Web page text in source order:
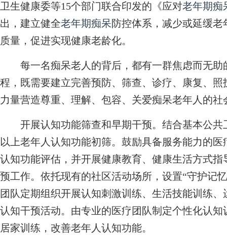
卫生健康委等15个部门联合印发的《应对老年期痴
出，建立健全老年期痴呆防控体系，减少或延缓
质量，促进实现健康老龄化。
每一名痴呆老人的背后，都有一群焦虑而无助
程，既需要建立完善预防、筛查、诊疗、康复、
力量营造尊重、理解、包容、关爱痴呆老年人的
开展认知功能筛查和早期干预。结合基本公共
以上老年人认知功能初筛。鼓励具备服务能力的
认知功能评估，并开展健康教育、健康生活方式
预工作。依托现有的社区活动场所，设置“守护记
团队定期组织开展认知刺激训练、生活技能训练
认知干预活动。由专业的医疗团队制定个性化认
居家训练，改善老年人认知功能。